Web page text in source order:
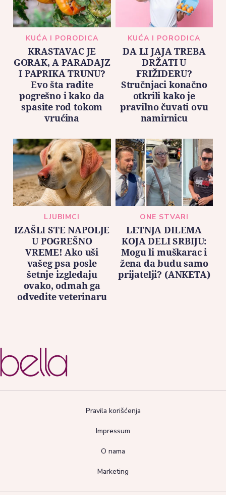
KUĆA I PORODICA
KRASTAVAC JE
GORAK, A PARADAJZ
I PAPRIKA TRUNU?
Evo šta radite
pogrešno i kako da
spasite rod tokom
vrućina
KUĆA I PORODICA
DA LI JAJA TREBA
DRŽATI U
FRIŽIDERU?
Stručnjaci konačno
otkrili kako je
pravilno čuvati ovu
namirnicu
LJUBIMCI
IZAŠLI STE NAPOLJE
U POGREŠNO
VREME! Ako uši
vašeg psa posle
šetnje izgledaju
ovako, odmah ga
odvedite veterinaru
ONE STVARI
LETNJA DILEMA
KOJA DELI SRBIJU:
Mogu li muškarac i
žena da budu samo
prijatelji? (ANKETA)
Pravila korišćenja
Impressum
O nama
Marketing